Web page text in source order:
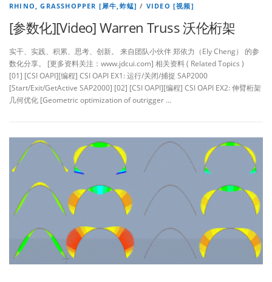
RHINO, GRASSHOPPER [犀牛,蚱蜢] / VIDEO [视频]
[参数化][Video] Warren Truss 沃伦桁架
实干、实践、积累、思考、创新。 来自团队小伙伴 郑依力（Ely Cheng） 的参
数化分享。 [更多资料关注：www.jdcui.com] 相关资料 ( Related Topics )
[01] [CSI OAPI][编程] CSI OAPI EX1: 运行/关闭/捕捉 SAP2000
[Start/Exit/GetActive SAP2000] [02] [CSI OAPI][编程] CSI OAPI EX2: 伸臂桁架
几何优化 [Geometric optimization of outrigger …